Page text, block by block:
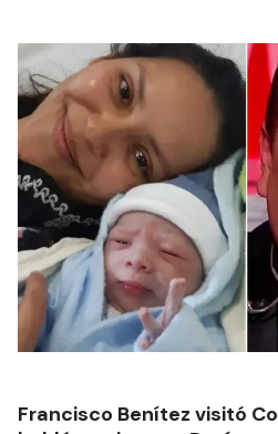
Francisco Benítez visitó